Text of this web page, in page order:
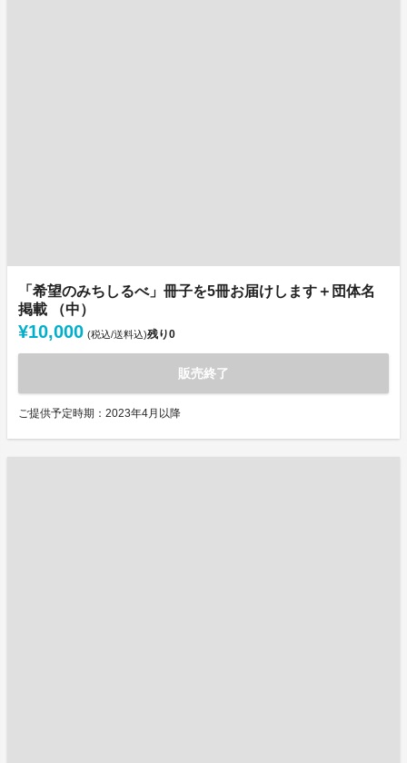
「希望のみちしるべ」冊子を5冊お届けします＋団体名
掲載 （中）
¥10,000 (税込/送料込)残り0
販売終了
ご提供予定時期：2023年4月以降